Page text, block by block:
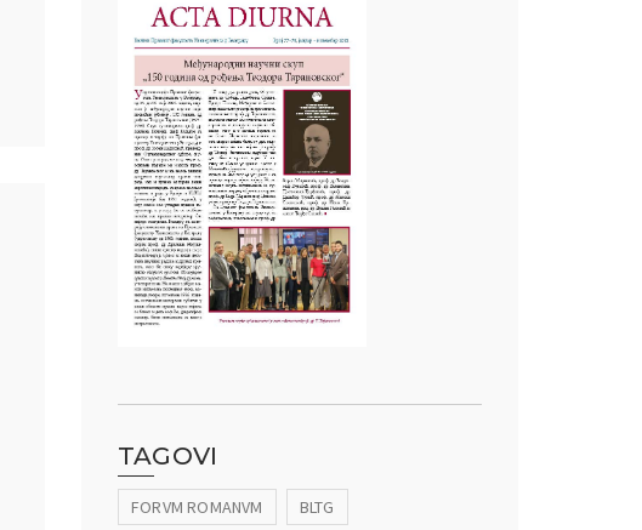
TAGOVI
FORVM ROMANVM
BLTG